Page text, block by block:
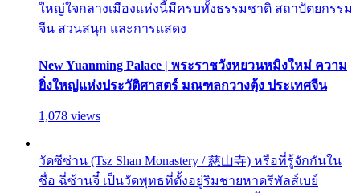
ใหญ่ใจกลางเมืองแห่งนี้มีครบทั้งธรรมชาติ สถาปัตยกรรม
จีน สวนสนุก และการแสดง
New Yuanming Palace | พระราชวังหยวนหมิงใหม่ ความ
ยิ่งใหญ่แห่งประวัติศาสตร์ มณฑลกวางตุ้ง ประเทศจีน
1,078 views
วัดซีซ่าน (Tsz Shan Monastery / 慈山寺) หรือที่รู้จักกันใน
ชื่อ ฉี่ซ้านจี๋ เป็นวัดพุทธที่ตั้งอยู่ริมชายหาดรีพัลส์เบย์